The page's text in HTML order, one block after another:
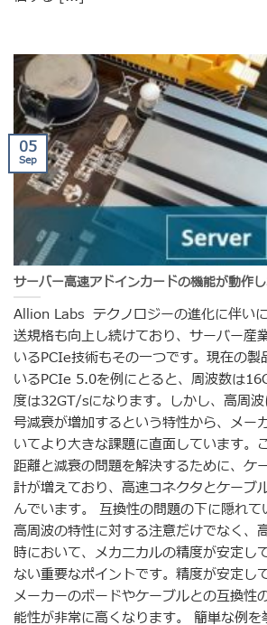
サーバー高速アドインカードの機能が動作
Allion Labs テクノロジーの進化に伴い
送規格も向上し続けており、サーバー産
いるPCIe技術もその一つです。現在の製
いるPCIe 5.0を例にとると、周波数は
度は32GT/sになります。しかし、高周
号減衰が増加するという特性から、メー
いてより大きな課題に直面しています。
距離と減衰の問題を解決するために、ケ
計が増えており、高速コネクタとケーブ
んでいます。 互換性の問題の下に隠れ
高周波の特性に対する注意だけでなく、
時において、メカニカルの精度が安定し
ない重要なポイントです。精度が安定し
メーカーのボードやケーブルとの互換性
能性が非常に高くなります。 簡単な例
05
Sep